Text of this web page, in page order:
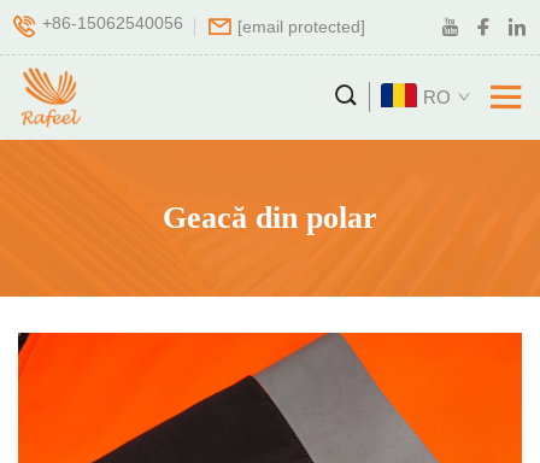
+86-15062540056 [email protected]
RO
Geacă din polar